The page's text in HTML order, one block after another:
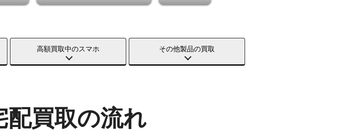
高額買取中のスマホ その他製品の買取
配買取の流れ